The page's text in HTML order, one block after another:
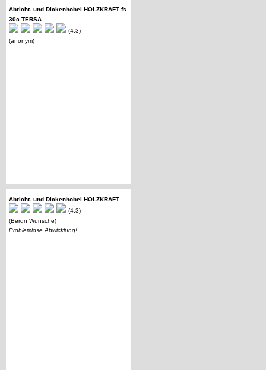
Abricht- und Dickenhobel HOLZKRAFT fs
30c TERSA
(4.3)
(anonym)
Abricht- und Dickenhobel HOLZKRAFT
(4.3)
(Berdn Wünsche)
Problemlose Abwicklung!